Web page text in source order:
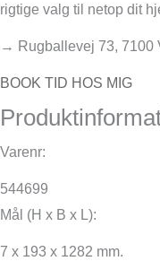
rigtige valg til netop dit
→ Rugballevej 73, 7100
BOOK TID HOS MIG
Varenr:
544699
Mål (H x B x L):
7 x 193 x 1282 mm.